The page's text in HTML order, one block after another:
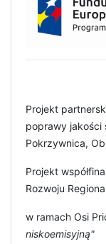
Projekt
poprawy jakości
Pokrzywnica,
Projekt
Rozwoju
w ramach Osi
niskoemisyjną"